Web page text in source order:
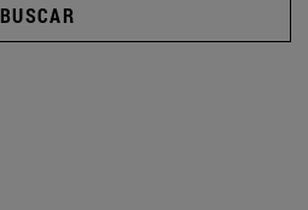
BUSCAR